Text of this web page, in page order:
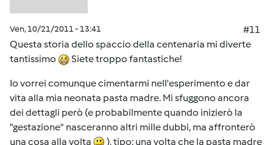
Ven, 10/21/2011 - 13:41
#11
Questa storia dello spaccio della centenaria mi diverte
tantissimo
Siete troppo fantastiche!
Io vorrei comunque cimentarmi nell'esperimento e dar
vita alla mia neonata pasta madre. Mi sfuggono ancora
dei dettagli però (e probabilmente quando inizierò la
"gestazione" nasceranno altri mille dubbi, ma affronterò
una cosa alla volta
), tipo: una volta che la pasta madre